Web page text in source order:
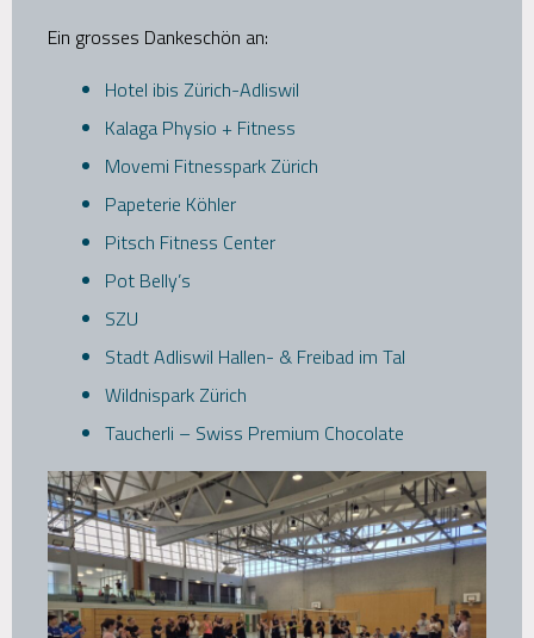
Ein grosses Dankeschön an:
Hotel ibis Zürich-Adliswil
Kalaga Physio + Fitness
Movemi Fitnesspark Zürich
Papeterie Köhler
Pitsch Fitness Center
Pot Belly’s
SZU
Stadt Adliswil Hallen- & Freibad im Tal
Wildnispark Zürich
Taucherli – Swiss Premium Chocolate